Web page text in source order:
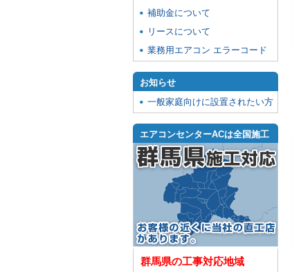
補助金について
リースについて
業務用エアコン エラーコード
お知らせ
一般家庭向けに設置されたい方
エアコンセンターACは全国施工
群馬県の工事対応地域